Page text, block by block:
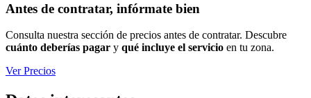
Antes de contratar, infórmate bien
Consulta nuestra sección de precios antes de contratar. Descubre
cuánto deberías pagar y qué incluye el servicio en tu zona.
Ver Precios